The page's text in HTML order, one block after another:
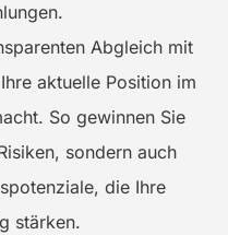
Abgleich mit
aktuelle Position im
So gewinnen Sie
sondern auch
die Ihre
stärken.